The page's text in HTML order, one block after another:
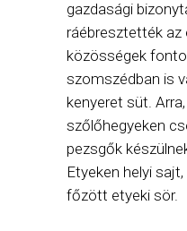
gazdasági
ráébresztették az
közösségek
szomszédban is
kenyeret süt.
szőlőhegyeken
pezsgők
Etyeken helyi
főzött etyeki sör.